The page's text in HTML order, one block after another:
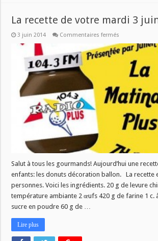
La recette de votre mardi 3
3 juin 2014 Commentaires fermés
recette
de
votre
mardi
!
Salut à tous les gourmands! Aujourd’hui une
enfants: les donuts décoration ballon. La recette
personnes. Voici les ingrédients. 20 g de levure
température ambiante 2 œufs 420 g de farine 1 c.
sucre en poudre 60 g de …
Lire plus